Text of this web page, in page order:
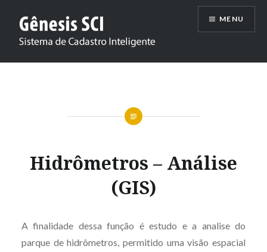
conteúdo
Genesis SCI
MENU
Hidrômetros – Análise
(GIS)
A finalidade dessa função é estudo e a analise do
parque de hidrômetros, permitido uma visão espacial